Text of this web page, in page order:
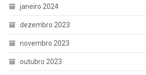
janeiro 2024
dezembro 2023
novembro 2023
outubro 2023